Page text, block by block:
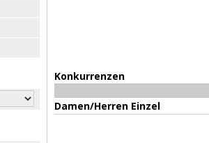
Konkurrenzen
Damen/Herren Einzel